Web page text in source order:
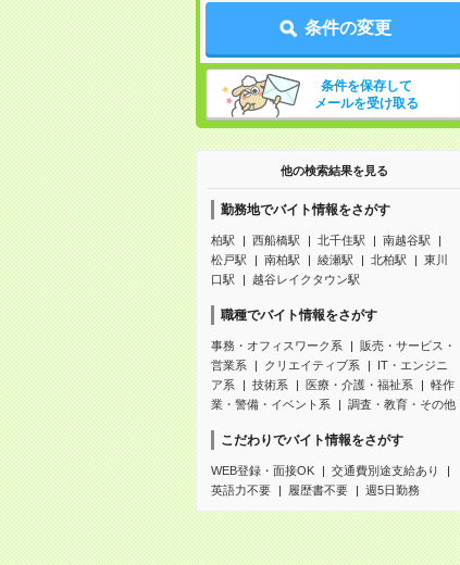
条件の変更
条件を保存して
メールを受け取る
他の検索結果を見る
勤務地でバイト情報をさがす
柏駅 西船橋駅 北千住駅
南越谷駅
松戸駅
南柏駅 綾瀬駅 北柏駅
東川
口駅
越谷レイクタウン駅
職種でバイト情報をさがす
事務・オフィスワーク系
販売・サービス・
営業系
クリエイティブ系
IT・エンジニ
ア系
技術系 医療・介護・福祉系
軽作
業・警備・イベント系
調査・教育・その他
こだわりでバイト情報をさがす
WEB登録・面接OK
交通費別途支給あり
英語力不要
履歴書不要 週5日勤務